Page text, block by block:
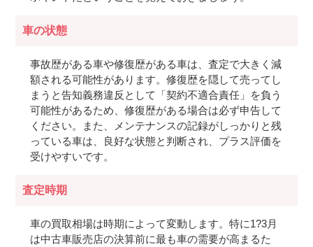
車の状態
事故歴がある車や修復歴がある車は、査定で大きく減
額される可能性があります。修復歴を隠して売ってし
まうと告知義務違反として「契約不適合責任」を負う
可能性があるため、修復歴がある場合は必ず申告して
ください。また、メンテナンスの記録がしっかりと残
っている車は、良好な状態と判断され、プラス評価を
受けやすいです。
査定時期
車の買取相場は時期によって変動します。特に1?3月
は中古車販売店の決算前に最も車の需要が高まるた